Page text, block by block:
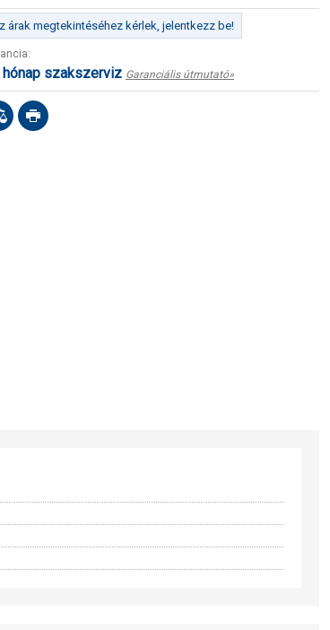
árak megtekintéséhez kérlek, jelentkezz be!
hónap szakszerviz Garanciális útmutató»